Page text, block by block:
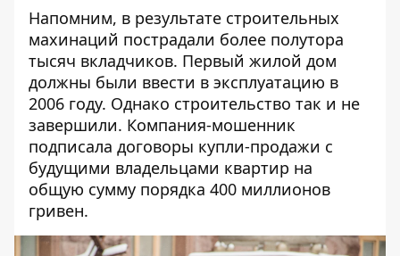
Напомним, в результате строительных
махинаций пострадали более полутора
тысяч вкладчиков. Первый жилой дом
должны были ввести в эксплуатацию в
2006 году. Однако строительство так и не
завершили. Компания-мошенник
подписала договоры купли-продажи с
будущими владельцами квартир на
общую сумму порядка 400 миллионов
гривен.